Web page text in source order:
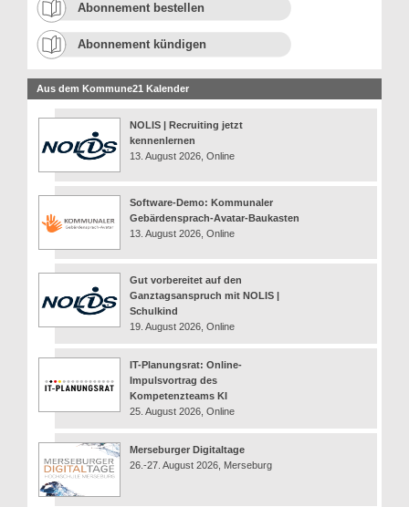
Abonnement bestellen
Abonnement kündigen
Aus dem Kommune21 Kalender
NOLIS | Recruiting jetzt
kennenlernen
13. August 2026, Online
Software-Demo: Kommunaler
Gebärdensprach-Avatar-Baukasten
13. August 2026, Online
Gut vorbereitet auf den
Ganztagsanspruch mit NOLIS |
Schulkind
19. August 2026, Online
IT-Planungsrat: Online-
Impulsvortrag des
Kompetenzteams KI
25. August 2026, Online
Merseburger Digitaltage
26.-27. August 2026, Merseburg